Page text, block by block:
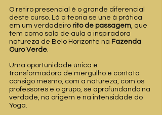
O retiro presencial é o grande diferencial
deste curso. Lá a teoria se une à prática
em um verdadeiro rito de passagem, que
tem como sala de aula a inspiradora
natureza de Belo Horizonte na Fazenda
Ouro Verde.
Uma oportunidade única e
transformadora de mergulho e contato
consigo mesmo, com a natureza, com os
professores e o grupo, se aprofundando na
verdade, na origem e na intensidade do
Yoga.